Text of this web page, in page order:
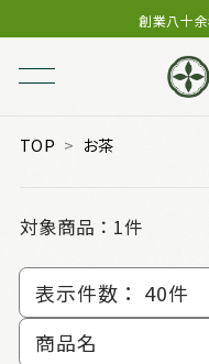
創業八十
TOP お茶
対象商品： 1件
表示件数： 40件
商品名